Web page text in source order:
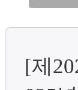
[제